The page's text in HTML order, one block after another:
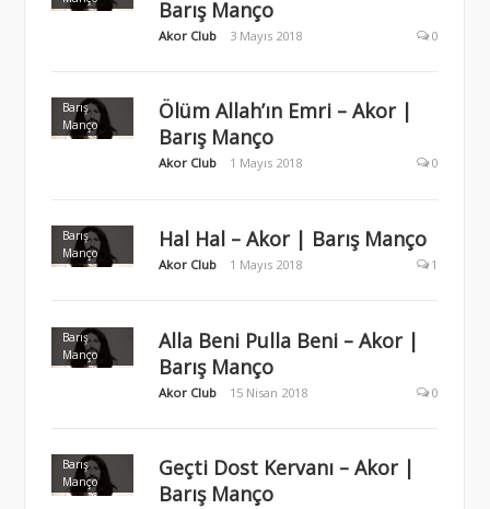
Barış Manço
Akor Club 3 Mayıs 2018 0
Barış
Manço
Ölüm Allah’ın Emri – Akor |
Barış Manço
Akor Club 1 Mayıs 2018 0
Barış
Manço
Hal Hal – Akor | Barış Manço
Akor Club 1 Mayıs 2018 1
Barış
Manço
Alla Beni Pulla Beni – Akor |
Barış Manço
Akor Club 15 Nisan 2018 0
Barış
Manço
Geçti Dost Kervanı – Akor |
Barış Manço